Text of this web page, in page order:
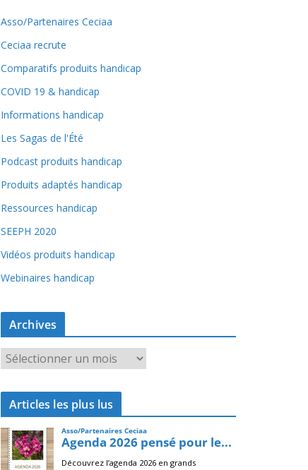
Asso/Partenaires Ceciaa
Ceciaa recrute
Comparatifs produits handicap
COVID 19 & handicap
Informations handicap
Les Sagas de l'Été
Podcast produits handicap
Produits adaptés handicap
Ressources handicap
SEEPH 2020
Vidéos produits handicap
Webinaires handicap
Archives
r
c
i
v
e
Articles les plus lus